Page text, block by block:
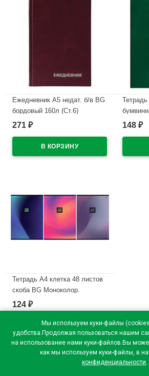
Мы используем куки-файлы
удобства.Продолжая пользоваться нашим
на использование нами куки-файлов.Вы
как мы используем куки-файлы, в
конфиденциальности.
Ежедневник А5 недат. б/в BG
бордовый 160л (Ст.6)
В наличии
271 ₽
BG
148 ₽
Тетрадь А4 клетка 48 листов
скоба BG Моноколор.
Градиент ассорти арт.Т4ск48
63251
В наличии
124 ₽